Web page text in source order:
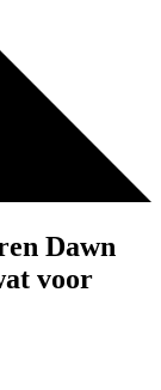
Dawn
voor